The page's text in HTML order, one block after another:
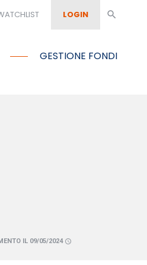
LOGIN search
GESTIONE FONDI
IL 09/05/2024 schedule